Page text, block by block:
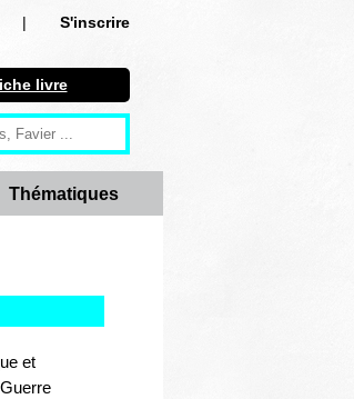
|
S'inscrire
livre
siècle
livre
Thématiques
et